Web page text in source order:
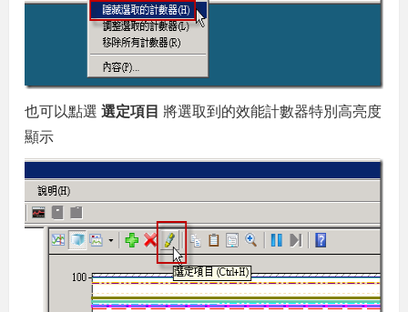
也可以點選選定項目 將選取到的效能計數器特別高亮度
顯示